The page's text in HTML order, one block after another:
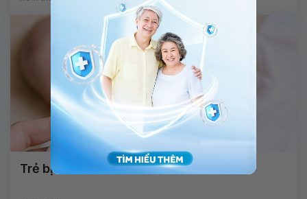
Trẻ bị sốt do viêm amidan